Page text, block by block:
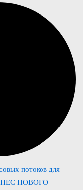
потоков для
НОВОГО